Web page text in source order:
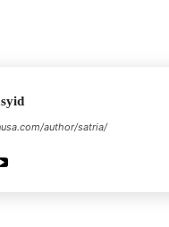
author/satria/